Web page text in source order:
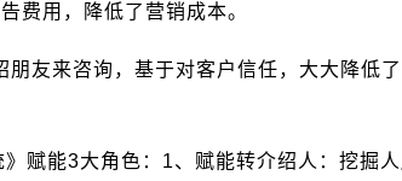
费用，降低了营销成本。
友来咨询，基于对客户信任，大大降低
》赋能3大角色：1、赋能转介绍人：挖掘